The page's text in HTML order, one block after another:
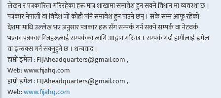
लेखन र पत्रकारिता गरिरहेका हरू मात्र शाखामा समावेश हुन सक्ने विधान मा व्यवस्था छ ।
पत्रकार नेपाली वा विदेश जो कोही पनि समावेश हुन पाउने छन् । सके सम्म आफू रहेको
देशमा माथि उल्लेख भए अनुसार पत्रकार हरू सँग सम्पर्क गर्न सक्ने सम्पर्क वा नेटवर्क
भएका पत्रकार मित्रहरूलाई सम्पर्कका लागि आह्वान गरिन्छ । सम्पर्क गर्दा हामीलाई इमेल
वा इन्बक्स गर्न सक्नुहुने छ । धन्यवाद ।
हाम्रो इमेल : FIJAheadquarters@gmail.com ,
Web: www.fijahq.com
हाम्रो इमेल : FIJAheadquarters@gmail.com ,
Web:www.fijahq.com